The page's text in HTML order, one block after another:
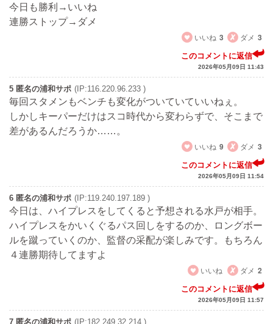
今日も勝利→いいね
連勝ストップ→ダメ
いいね 3 ダメ 3
このコメントに返信
2026年05月09日 11:43
5 匿名の浦和サポ (IP:116.220.96.233 )
毎回スタメンもベンチも変化がついていていいねぇ。
しかしキーパーだけはスコ時代から変わらずで、そこまで
差があるんだろうか……。
いいね 9 ダメ 3
このコメントに返信
2026年05月09日 11:54
6 匿名の浦和サポ (IP:119.240.197.189 )
今日は、ハイプレスをしてくると予想される水戸が相手。
ハイプレスをかいくぐるパス回しをするのか、ロングボー
ルを蹴っていくのか、監督の采配が楽しみです。もちろん
４連勝期待してますよ
いいね
ダメ 2
このコメントに返信
2026年05月09日 11:57
7 匿名の浦和サポ (IP:182.249.32.214 )